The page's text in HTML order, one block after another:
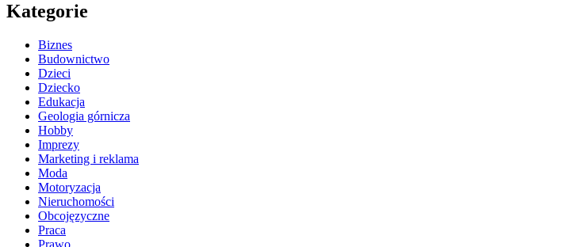
Kategorie
Biznes
Budownictwo
Dzieci
Dziecko
Edukacja
Geologia górnicza
Hobby
Imprezy
Marketing i reklama
Moda
Motoryzacja
Nieruchomości
Obcojęzyczne
Praca